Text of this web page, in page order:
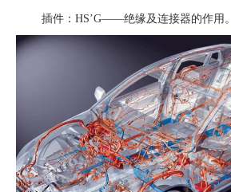
插件： HS’G——绝缘及连接器的作用。